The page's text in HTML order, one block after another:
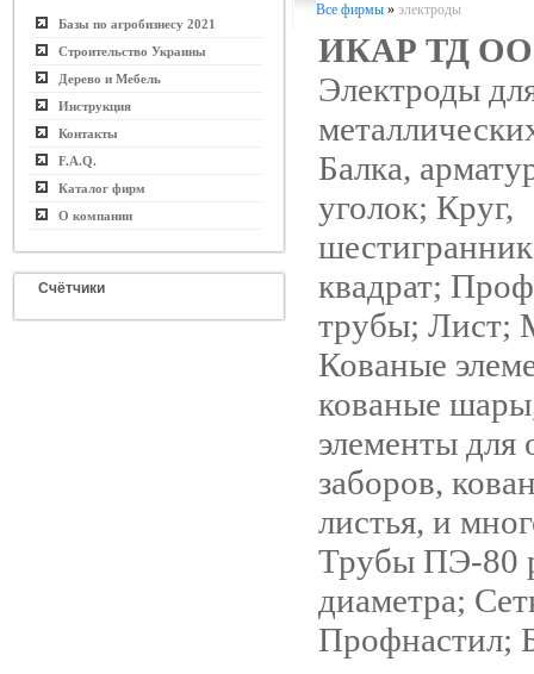
Базы по агробизнесу 2021
Строительство Украины
Дерево и Мебель
Инструкция
Контакты
F.A.Q.
Каталог фирм
О компании
Счётчики
Все фирмы » электроды
ИКАР ТД
Электроды
Балка,
уголок; Круг,
квадрат;
трубы; Лист;
Кованые
кованые
элементы для
заборов,
листья, и
Трубы ПЭ-80
диаметра;
Профнастил;